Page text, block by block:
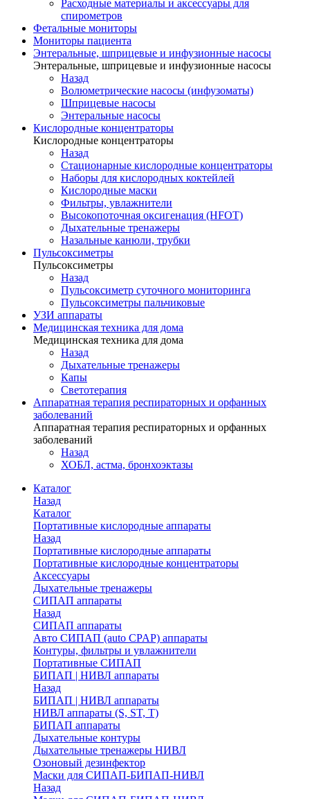
Расходные материалы и аксессуары для
спирометров
Фетальные мониторы
Мониторы пациента
Энтеральные, шприцевые и инфузионные насосы
Энтеральные, шприцевые и инфузионные насосы
Назад
Волюметрические насосы (инфузоматы)
Шприцевые насосы
Энтеральные насосы
Кислородные концентраторы
Кислородные концентраторы
Назад
Стационарные кислородные концентраторы
Наборы для кислородных коктейлей
Кислородные маски
Фильтры, увлажнители
Высокопоточная оксигенация (HFOT)
Дыхательные тренажеры
Назальные канюли, трубки
Пульсоксиметры
Пульсоксиметры
Назад
Пульсоксиметр суточного мониторинга
Пульсоксиметры пальчиковые
УЗИ аппараты
Медицинская техника для дома
Медицинская техника для дома
Назад
Дыхательные тренажеры
Капы
Светотерапия
Аппаратная терапия респираторных и орфанных
заболеваний
Аппаратная терапия респираторных и орфанных
заболеваний
Назад
ХОБЛ, астма, бронхоэктазы
Каталог
Назад
Каталог
Портативные кислородные аппараты
Назад
Портативные кислородные аппараты
Портативные кислородные концентраторы
Аксессуары
Дыхательные тренажеры
СИПАП аппараты
Назад
СИПАП аппараты
Aвто СИПАП (auto CPAP) аппараты
Контуры, фильтры и увлажнители
Портативные СИПАП
БИПАП | НИВЛ аппараты
Назад
БИПАП | НИВЛ аппараты
НИВЛ аппараты (S, ST, T)
БИПАП аппараты
Дыхательные контуры
Дыхательные тренажеры НИВЛ
Озоновый дезинфектор
Маски для СИПАП-БИПАП-НИВЛ
Назад